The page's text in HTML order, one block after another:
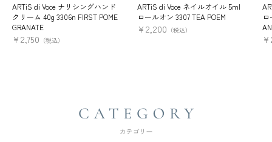
ARTiS di Voce ナリシングハンド
クリーム 40g 3306n FIRST POME
GRANATE
¥2,750 （税込）
ARTiS di Voce ネイルオイル 5ml
ロールオン 3307 TEA POEM
¥2,200 （税込）
¥